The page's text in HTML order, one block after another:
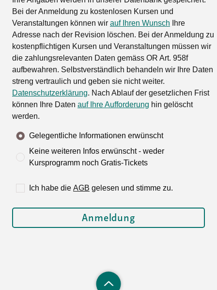
Bei der Anmeldung zu kostenlosen Kursen und
Veranstaltungen können wir auf Ihren Wunsch Ihre
Adresse nach der Revision löschen. Bei der Anmeldung zu
kostenpflichtigen Kursen und Veranstaltungen müssen wir
die zahlungsrelevanten Daten gemäss OR Art. 958f
aufbewahren. Selbstverständlich behandeln wir Ihre Daten
streng vertraulich und geben sie nicht weiter.
Datenschutzerklärung. Nach Ablauf der gesetzlichen Frist
können Ihre Daten auf Ihre Aufforderung hin gelöscht
werden.
Gelegentliche Informationen erwünscht
Keine weiteren Infos erwünscht - weder
Kursprogramm noch Gratis-Tickets
Ich habe die AGB gelesen und stimme zu.